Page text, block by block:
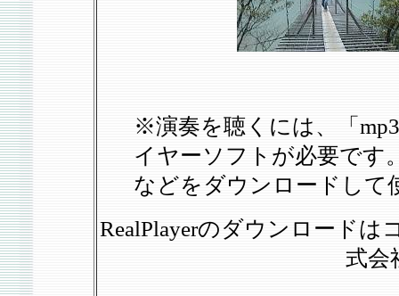
※演奏を聴くには、「
イヤーソフトが必要です
などをダウンロードして
RealPlayerのダウンロード
式会